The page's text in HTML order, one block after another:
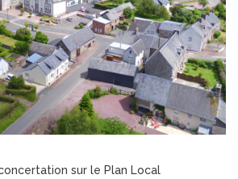
sur le Plan Local